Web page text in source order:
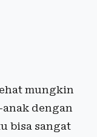
mungkin
dengan
bisa sangat